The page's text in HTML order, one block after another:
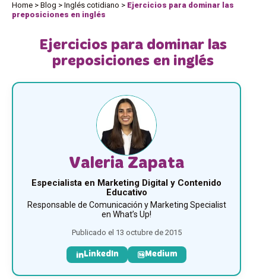
Home > Blog > Inglés cotidiano > Ejercicios para dominar las
preposiciones en inglés
Ejercicios para dominar las
preposiciones en inglés
Valeria Zapata
Especialista en Marketing Digital y Contenido
Educativo
Responsable de Comunicación y Marketing Specialist
en What’s Up!
Publicado el 13 octubre de 2015
LinkedIn Medium